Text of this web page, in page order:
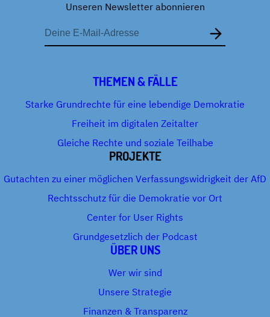
Unseren Newsletter abonnieren
E-
Mail-
Adresse
THEMEN & FÄLLE
Starke Grundrechte für eine lebendige Demokratie
Freiheit im digitalen Zeitalter
Gleiche Rechte und soziale Teilhabe
PROJEKTE
Gutachten zu einer möglichen Verfassungswidrigkeit der AfD
Rechtsschutz für die Demokratie vor Ort
Center for User Rights
Grundgesetzlich der Podcast
ÜBER UNS
Wer wir sind
Unsere Strategie
Finanzen & Transparenz